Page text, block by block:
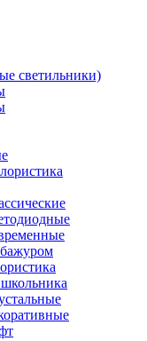
светильники)